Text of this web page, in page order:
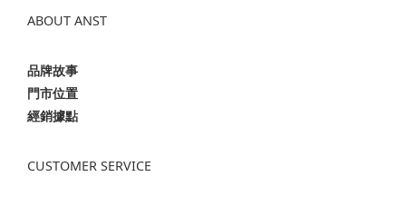
ABOUT ANST
品牌故事
門市位置
經銷據點
CUSTOMER SERVICE